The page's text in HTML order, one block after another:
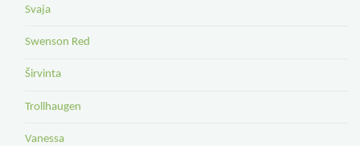
Svaja
Swenson Red
Širvinta
Trollhaugen
Vanessa